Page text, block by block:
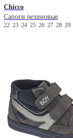
Chicco
Сапоги резиновые
22 23 24 25 26 27 28 29